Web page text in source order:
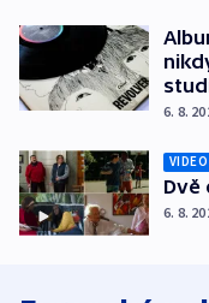
6. 8.
VIDEO
Dvě
6. 8.